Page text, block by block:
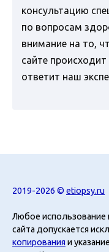
консультацию
по вопросам
внимание на то,
сайте происходит
ответит наш
2019-2026 © etiopsy.ru
Любое использование
сайта допускается
копирования и